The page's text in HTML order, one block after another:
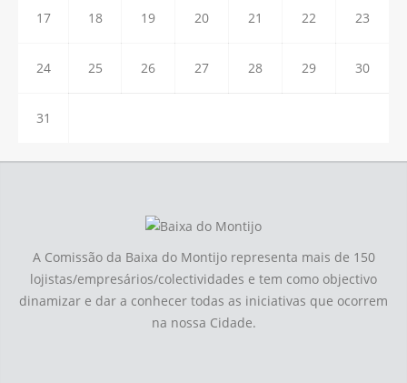
17 18 19 20 21 22 23
24 25 26 27 28 29 30
31
A Comissão da Baixa do Montijo representa mais de 150
lojistas/empresários/colectividades e tem como objectivo
dinamizar e dar a conhecer todas as iniciativas que ocorrem
na nossa Cidade.